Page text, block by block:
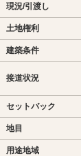
現況/引渡し
土地権利
建築条件
接道状況
セットバック
地目
用途地域